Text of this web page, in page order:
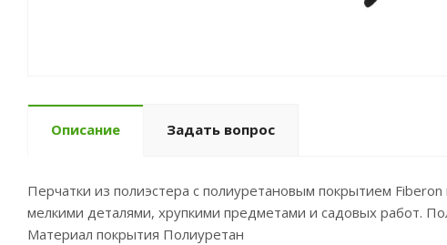
Описание Задать вопрос
Перчатки из полиэстера с полиуретановым покрытием
мелкими деталями, хрупкими предметами и садовых работ.
Материал покрытия Полиуретан